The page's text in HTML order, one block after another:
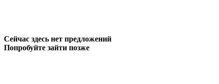
Сейчас здесь нет предложений
Попробуйте зайти позже